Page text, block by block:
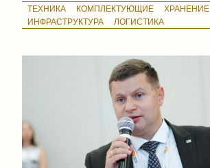
ТЕХНИКА КОМПЛЕКТУЮЩИЕ ХРАНЕНИЕ
ИНФРАСТРУКТУРА
ЛОГИСТИКА